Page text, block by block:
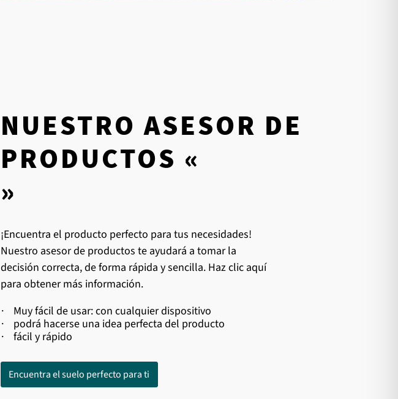
NUESTRO ASESOR DE
PRODUCTOS «
»
¡Encuentra el producto perfecto para tus necesidades!
Nuestro asesor de productos te ayudará a tomar la
decisión correcta, de forma rápida y sencilla. Haz clic aquí
para obtener más información.
·
Muy fácil de usar: con cualquier dispositivo
·
podrá hacerse una idea perfecta del producto
·
fácil y rápido
Encuentra el suelo perfecto para ti